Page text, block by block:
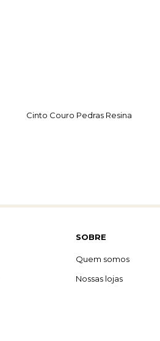
Cinto Couro Pedras Resina
SOBRE
Quem somos
Nossas lojas